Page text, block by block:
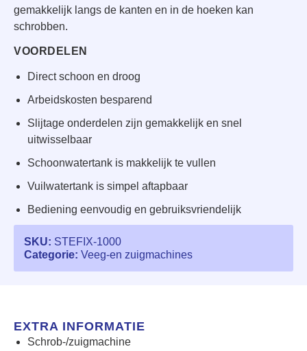
gemakkelijk langs de kanten en in de hoeken kan
schrobben.
VOORDELEN
Direct schoon en droog
Arbeidskosten besparend
Slijtage onderdelen zijn gemakkelijk en snel
uitwisselbaar
Schoonwatertank is makkelijk te vullen
Vuilwatertank is simpel aftapbaar
Bediening eenvoudig en gebruiksvriendelijk
SKU: STEFIX-1000
Categorie: Veeg-en zuigmachines
EXTRA INFORMATIE
Schrob-/zuigmachine